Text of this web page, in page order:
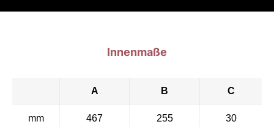
Innenmaße
A B C
mm 467 255 30